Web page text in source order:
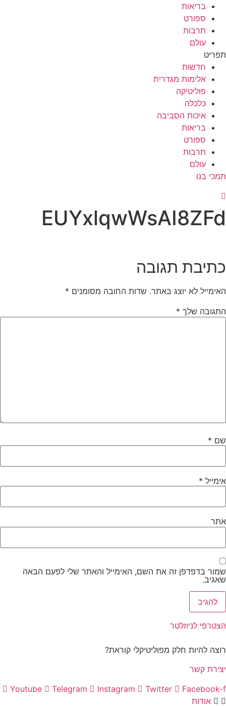
בריאות
ספורט
תרבות
עולם
תפריט
חדשות
אלימות מגדרית
פוליטיקה
כלכלה
איכות הסביבה
בריאות
ספורט
תרבות
עולם
תמכי בנו
EUYxlqwWsAI8ZFd
כתיבת תגובה
האימייל לא יוצג באתר. שדות החובה מסומנים *
התגובה שלך *
שם *
אימייל *
אתר
שמור בדפדפן זה את השם, האימייל והאתר שלי לפעם הבאה
שאגיב.
הצטרפי לניוזלטר
רוצה להיות חלק מפוליטיקלי קוראת?
יצירת קשר
Youtube
Telegram Instagram Twitter
Facebook-f
אודות